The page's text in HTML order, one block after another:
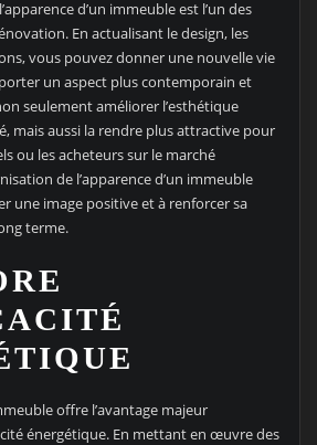
d’un immeuble est l’un des
En actualisant le design, les
vous pouvez donner une nouvelle vie
un aspect plus contemporain et
seulement améliorer l’esthétique
mais aussi la rendre plus attractive pour
ou les acheteurs sur le marché
de l’apparence d’un immeuble
une image positive et à renforcer sa
terme.
offre l’avantage majeur
énergétique. En mettant en œuvre des